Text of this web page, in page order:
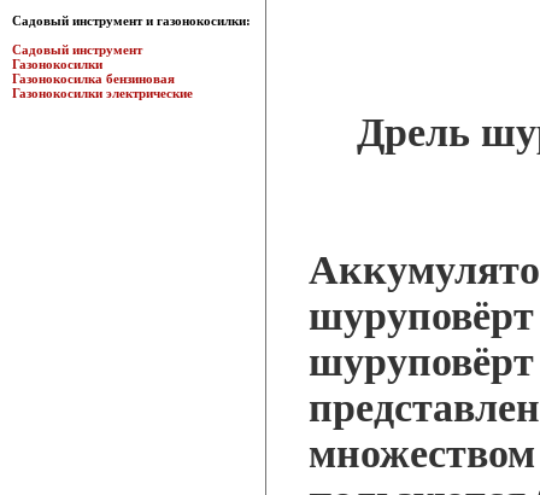
Садовый инструмент и газонокосилки:
Садовый инструмент
Газонокосилки
Газонокосилка бензиновая
Газонокосилки электрические
Дрель
шуруповёрт